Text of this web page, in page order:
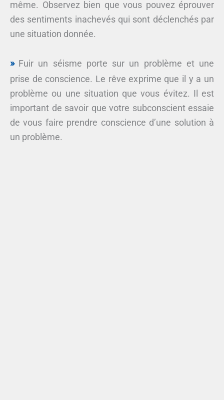
même. Observez bien que vous pouvez éprouver
des sentiments inachevés qui sont déclenchés par
une situation donnée.
Fuir un séisme porte sur un problème et une
prise de conscience. Le rêve exprime que il y a un
problème ou une situation que vous évitez. Il est
important de savoir que votre subconscient essaie
de vous faire prendre conscience d’une solution à
un problème.